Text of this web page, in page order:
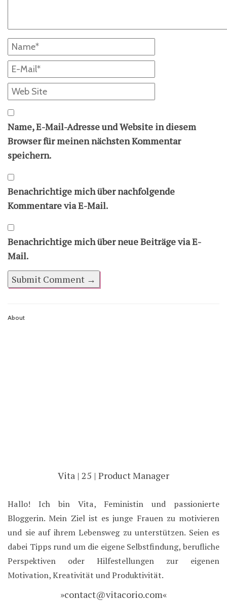
Name, E-Mail-Adresse und Website in diesem
Browser für meinen nächsten Kommentar
speichern.
Benachrichtige mich über nachfolgende
Kommentare via E-Mail.
Benachrichtige mich über neue Beiträge via E-
Mail.
About
Vita | 25 | Product Manager
Hallo! Ich bin Vita, Feministin und passionierte
Bloggerin. Mein Ziel ist es junge Frauen zu motivieren
und sie auf ihrem Lebensweg zu unterstützen. Seien es
dabei Tipps rund um die eigene Selbstfindung, berufliche
Perspektiven oder Hilfestellungen zur eigenen
Motivation, Kreativität und Produktivität.
»contact@vitacorio.com«